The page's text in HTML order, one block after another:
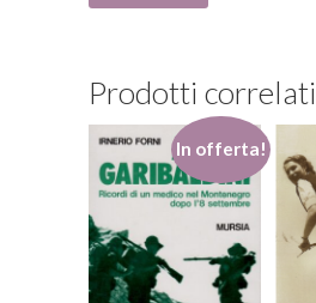
Prodotti correlati
In offerta!